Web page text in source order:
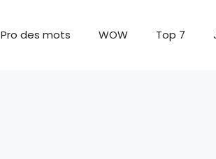
Pro des mots WOW Top 7